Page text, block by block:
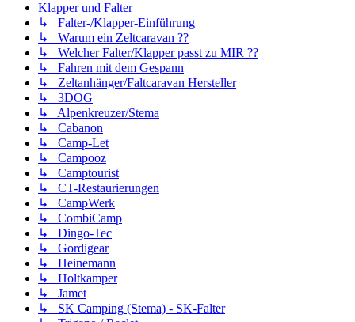
Klapper und Falter
↳ Falter-/Klapper-Einführung
↳ Warum ein Zeltcaravan ??
↳ Welcher Falter/Klapper passt zu MIR ??
↳ Fahren mit dem Gespann
↳ Zeltanhänger/Faltcaravan Hersteller
↳ 3DOG
↳ Alpenkreuzer/Stema
↳ Cabanon
↳ Camp-Let
↳ Campooz
↳ Camptourist
↳ CT-Restaurierungen
↳ CampWerk
↳ CombiCamp
↳ Dingo-Tec
↳ Gordigear
↳ Heinemann
↳ Holtkamper
↳ Jamet
↳ SK Camping (Stema) - SK-Falter